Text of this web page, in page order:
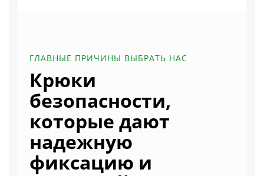
ГЛАВНЫЕ ПРИЧИНЫ ВЫБРАТЬ НАС
Крюки
безопасности,
которые дают
надежную
фиксацию и